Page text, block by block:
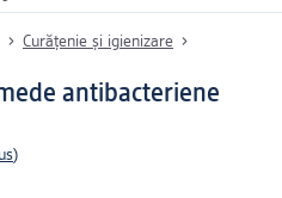
Curățenie și igienizare
antibacteriene
)